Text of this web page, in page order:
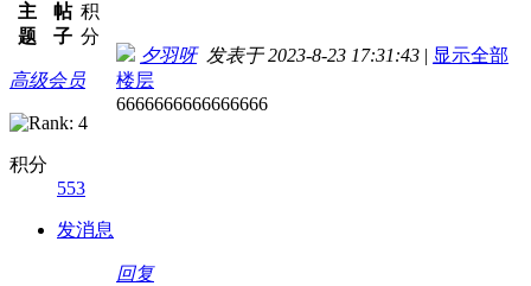
主
题
帖
子
积
分
高级会员
积分
553
发消息
夕羽呀发表于 2023-8-23 17:31:43 | 显示全部
楼层
6666666666666666
回复